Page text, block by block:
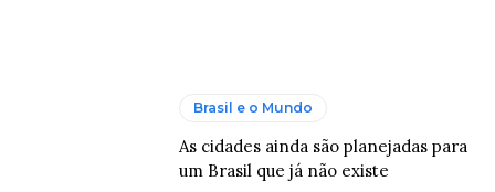
Brasil e o Mundo
As cidades ainda são planejadas para
um Brasil que já não existe